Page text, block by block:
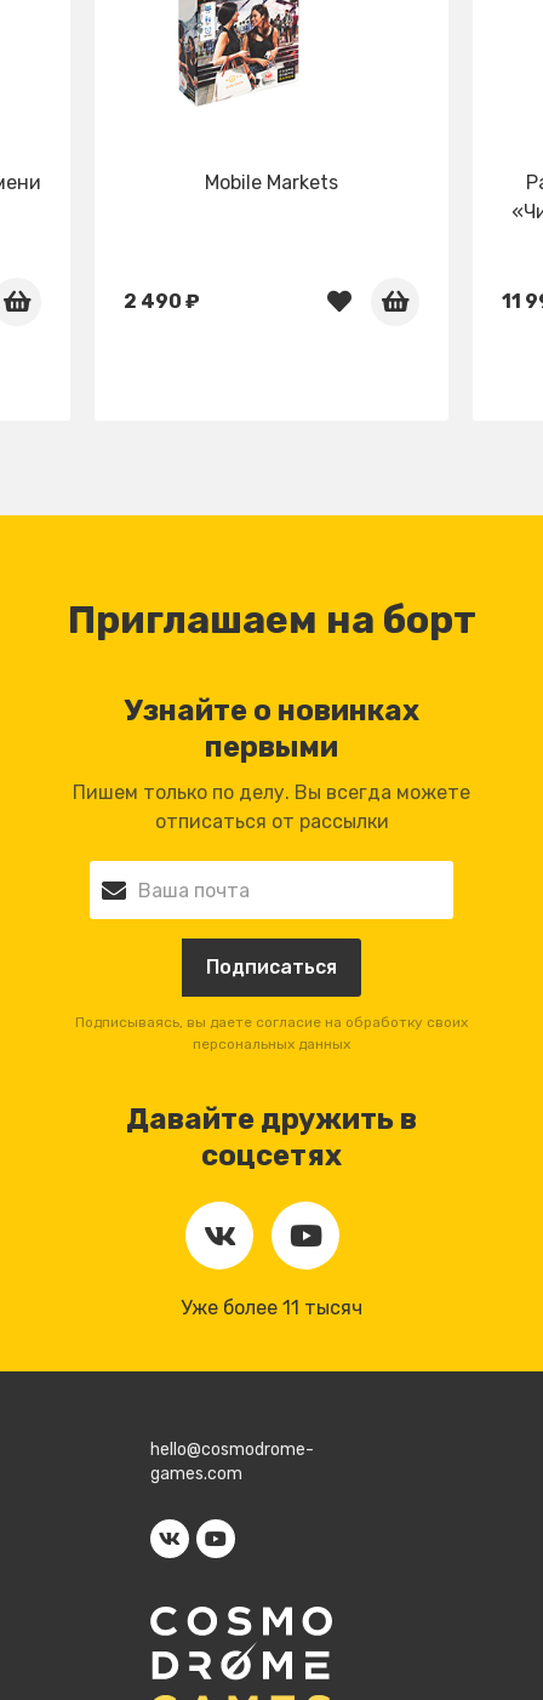
Mobile Markets
2 490 ₽ 11
Приглашаем на борт
Давайте дружить в
соцсетях
Уже более 11 тысяч
Узнайте о новинках
первыми
Пишем только по делу. Вы всегда можете
отписаться от рассылки
Подписываясь, вы даете согласие на обработку своих
персональных данных
hello@cosmodrome-
games.com